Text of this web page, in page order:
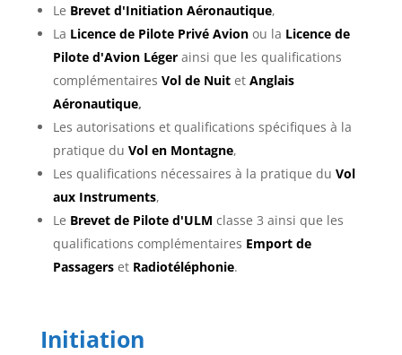
Le Brevet d'Initiation Aéronautique,
La Licence de Pilote Privé Avionou la Licence de
Pilote d'Avion Légerainsi que les qualifications
complémentaires Vol de Nuitet Anglais
Aéronautique,
Les autorisations et qualifications spécifiques à la
pratique du Vol en Montagne,
Les qualifications nécessaires à la pratique du Vol
aux Instruments,
Le Brevet de Pilote d'ULM classe 3 ainsi que les
qualifications complémentaires Emport de
Passagerset Radiotéléphonie.
Initiation